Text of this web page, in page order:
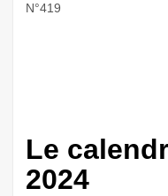
N°419
Le
2024